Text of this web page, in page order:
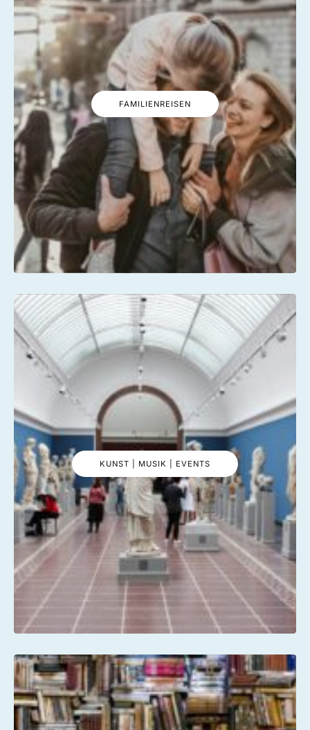
FAMILIENREISEN
KUNST | MUSIK | EVENTS